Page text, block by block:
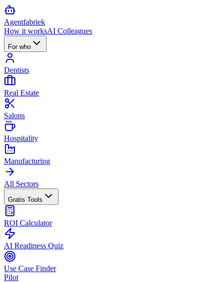
Agentfabriek
How it worksAI Colleagues
For who
Dentists
Real Estate
Salons
Hospitality
Manufacturing
All Sectors
Gratis Tools
ROI Calculator
AI Readiness Quiz
Use Case Finder
Pilot